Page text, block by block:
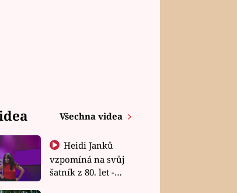
Všechna videa
Heidi Janků
vzpomíná na svůj
šatník z 80. let -